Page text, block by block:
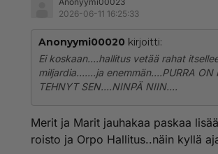
2026-06-11 16:25:33
Anonyymi00020 kirjoitti:
Ei koskaan....hallitus vetää rahat
miljardia.......ja enemmän....PURRA ON
TEHNYT SEN....NINPÄ NIIN....
Merit ja Marit jauhakaa paskaa
roisto ja Orpo Hallitus..näin kyllä